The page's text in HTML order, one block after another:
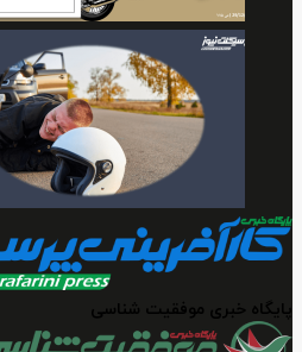
پایگاه خبری موفقیت شناسی